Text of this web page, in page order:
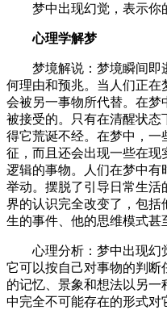
梦中出现幻觉，表示你的
心理学解梦
梦境解说：梦境瞬间即
何理由和预兆。当人们正
会被另一事物所代替。在梦
被接受的。只有在清醒状
得它荒诞不经。在梦中，
征，而且还会出现一些在现
逻辑的事物。人们在梦中有
举动。摆脱了引导日常生
界的认识完全改变了，包
生的事件、他的思维模式甚
心理分析：梦中出现幻觉
它可以按自己对事物的判
的记忆、景象和想法以另
中完全不可能存在的形式对